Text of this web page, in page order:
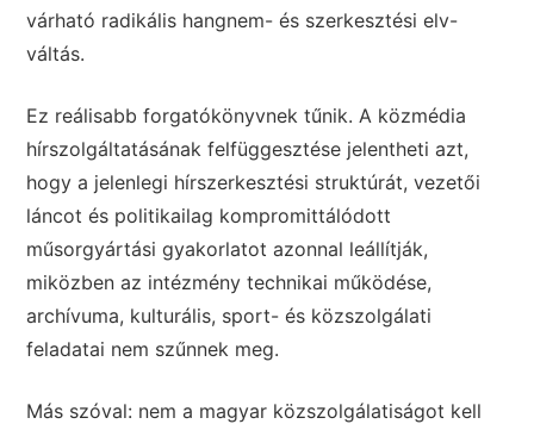
várható radikális hangnem- és szerkesztési elv-
váltás.
Ez reálisabb forgatókönyvnek tűnik. A közmédia
hírszolgáltatásának felfüggesztése jelentheti azt,
hogy a jelenlegi hírszerkesztési struktúrát, vezetői
láncot és politikailag kompromittálódott
műsorgyártási gyakorlatot azonnal leállítják,
miközben az intézmény technikai működése,
archívuma, kulturális, sport- és közszolgálati
feladatai nem szűnnek meg.
Más szóval: nem a magyar közszolgálatiságot kell